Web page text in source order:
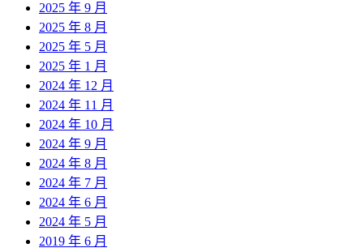
2025 年 9 月
2025 年 8 月
2025 年 5 月
2025 年 1 月
2024 年 12 月
2024 年 11 月
2024 年 10 月
2024 年 9 月
2024 年 8 月
2024 年 7 月
2024 年 6 月
2024 年 5 月
2019 年 6 月